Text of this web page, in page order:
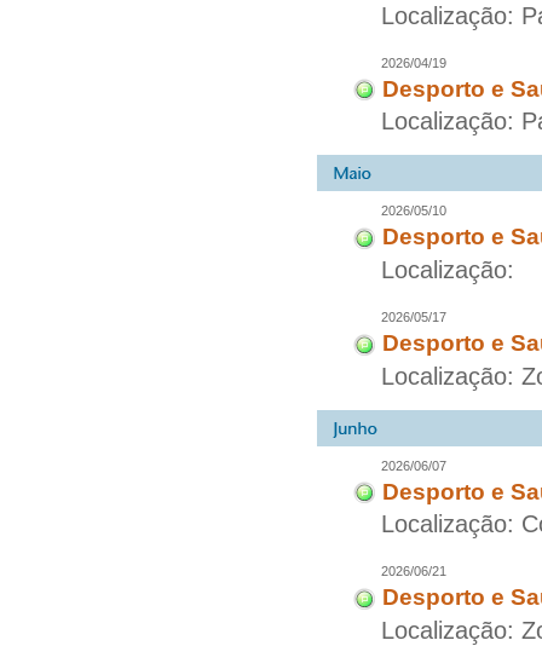
Localização:
2026/04/19
Desporto e
Localização:
2026/05/10
Desporto e
Localização:
2026/05/17
Desporto e
Localização:
2026/06/07
Desporto e
Localização:
2026/06/21
Desporto e
Localização: